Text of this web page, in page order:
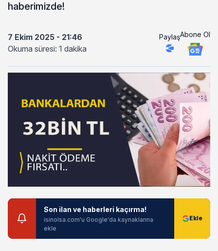
haberimizde!
7 Ekim 2025 - 21:46
Okuma süresi: 1 dakika
PaylaşAbone Ol
Son ilan ve haberleri kaçırma!
isinolsa.com'u Google'da kaynaklarına
ekle